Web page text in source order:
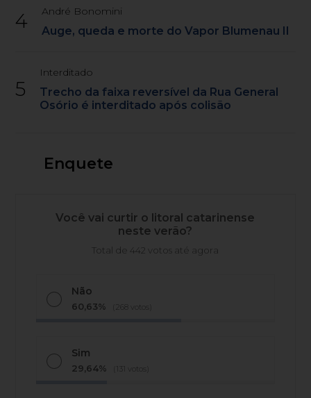
4 André Bonomini
Auge, queda e morte do Vapor Blumenau II
5
Interditado
Trecho da faixa reversível da Rua General
Osório é interditado após colisão
Enquete
Você vai curtir o litoral catarinense
neste verão?
Total de 442 votos até agora
Não
60,63% (268 votos)
Sim
29,64% (131 votos)